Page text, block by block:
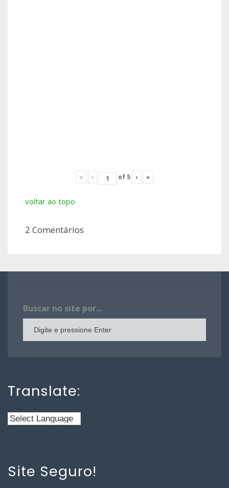
« ‹ of 5 › »
voltar ao topo
2 Comentários
Buscar no site por...
Translate:
Site Seguro!